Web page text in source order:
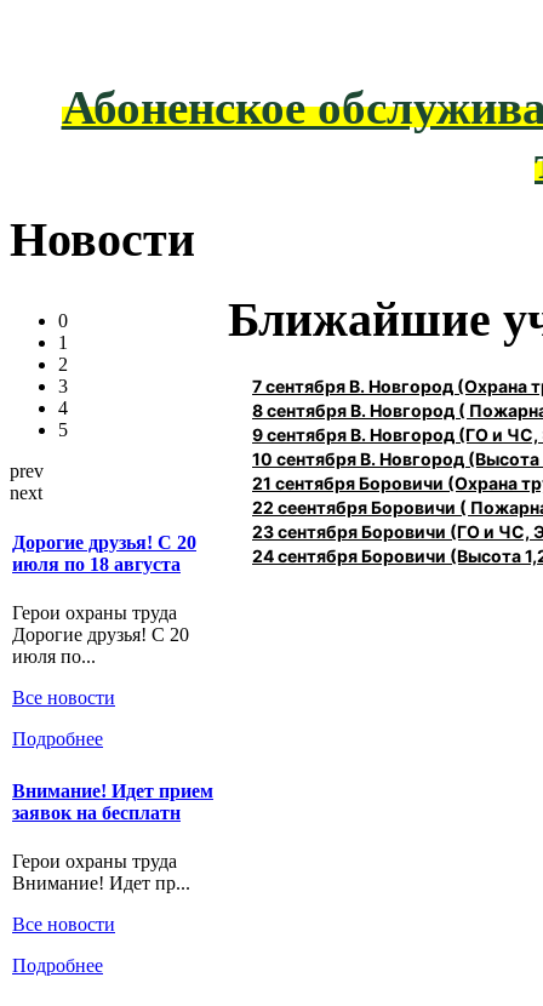
Абоненское
Новости
0
1
2
3
4
5
prev
next
Дорогие друзья! С 20
июля по 18 августа
Герои охраны труда
Дорогие друзья! С 20
июля по...
Все новости
Подробнее
Внимание! Идет прием
заявок на бесплатн
Герои охраны труда
Внимание! Идет пр...
Все новости
Подробнее
Ближайшие
7 сентября В. Новгород
8 сентября В. Новгород (
9 сентября В. Новгород (ГО и ЧС,
10 сентября В. Новгород (Высота
21 сентября Боровичи (Охрана
22 сеентября Боровичи (
23 сентября Боровичи (ГО и ЧС,
24 сентября Боровичи (Высота